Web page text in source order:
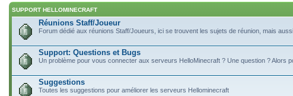
SUPPORT HELLOMINECRAFT
Réunions Staff/Joueur
Forum dédié aux réunions Staff/Joueurs, ici se trouvent les sujets de réunion, mais
Support: Questions et Bugs
Un problème pour vous connecter aux serveurs HelloMinecraft ? Une question ? Alors
Suggestions
Toutes les suggestions pour améliorer les serveurs Hellominecraft